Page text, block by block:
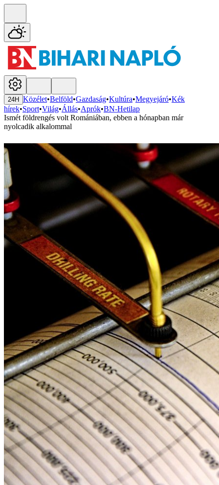
24H Közélet•Belföld•Gazdaság•Kultúra•Megyejáró•Kék
hírek•Sport•Világ•Állás•Aprók•BN-Hetilap
Ismét földrengés volt Romániában, ebben a hónapban már
nyolcadik alkalommal